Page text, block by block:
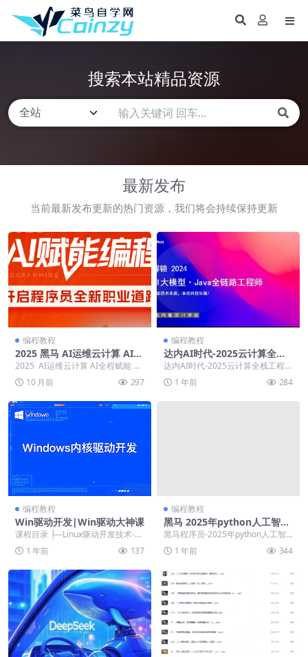
搜索本站精品资源
最新发布
当前最新发布更新的热门资源，我们将会持续保持更新
编程教程
2025 黑马 AI运维云计算 AI全
程赋能
2025 AI运维云计算 AI全程赋能 ├
──00 开班 | ├──笔记 | ...
10 月前 297
编程教程
达内AI时代-2025云计算全栈
工程师全日制课程V16
达内AI时代-2025云计算全栈工程师
全日制课程V16 ├──Linux教学环
境...1 年前 284
编程教程
Win驱动开发|Win驱动大神课
课程目录 ├─Linux驱动开发技术-中
断机制与内存管理篇 │ 1.taskle...
1 年前 137
编程教程
黑马 2025年python人工智能
开发 V5.0
黑马程序员-2025年python人工智
能开发 V5.0 ├──01_Pytho...
1 年前 344